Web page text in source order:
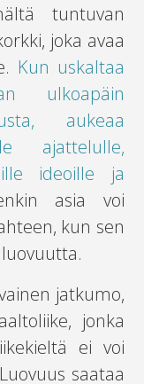
tuntuvan
joka avaa
Kun uskaltaa
ulkoapäin
aukeaa
ajattelulle,
ideoille ja
asia voi
kun sen
jatkumo,
jonka
ei voi
saataa